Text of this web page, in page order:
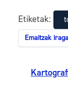
Etiketak:
Emaitzak